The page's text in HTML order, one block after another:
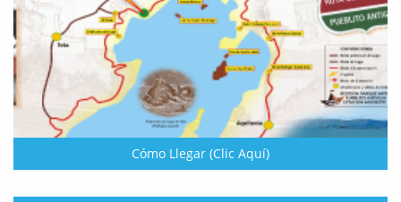
Cómo Llegar (Clic Aquí)